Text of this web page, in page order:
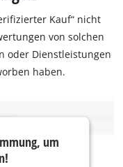
Kauf“ nicht
von solchen
oder Dienstleistungen
haben.
um